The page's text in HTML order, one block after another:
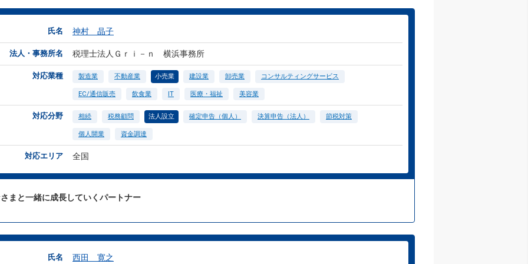
氏名 神村 晶子
法人・事務所名 税理士法人Ｇｒｉ－ｎ 横浜事務所
対応業種 製造業 不動産業 小売業 建設業 卸売業 コンサルティングサービス
EC/通信販売 飲食業 IT 医療・福祉 美容業
対応分野 相続 税務顧問 法人設立 確定申告（個人） 決算申告（法人） 節税対策
個人開業 資金調達
対応エリア 全国
まと一緒に成長していくパートナー
氏名 西田 寛之